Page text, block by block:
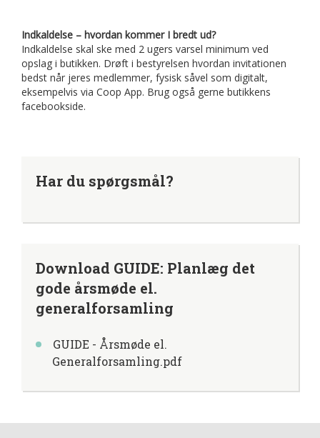
Indkaldelse – hvordan kommer I bredt ud?
Indkaldelse skal ske med 2 ugers varsel minimum ved
opslag i butikken. Drøft i bestyrelsen hvordan invitationen
bedst når jeres medlemmer, fysisk såvel som digitalt,
eksempelvis via Coop App. Brug også gerne butikkens
facebookside.
Har du spørgsmål?
Download GUIDE: Planlæg det
gode årsmøde el.
generalforsamling
GUIDE - Årsmøde el.
Generalforsamling.pdf